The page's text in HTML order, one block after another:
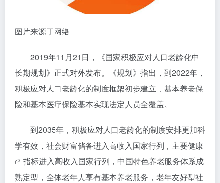
图片来源于网络
2019年11月21日，《国家积极应对人口老龄化中
长期规划》正式对外发布。《规划》指出，到2022年，
积极应对人口老龄化的制度框架初步建立，基本养老保
险和基本医疗保险基本实现法定人员全覆盖。
到2035年，积极应对人口老龄化的制度安排更加科
学有效，社会财富储备进入高收入国家行列，主要健康
指标进入高收入国家行列，中国特色养老服务体系成
熟定型，全体老年人享有基本养老服务，老年友好型社